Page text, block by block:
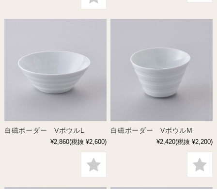
白磁ボーダー VボウルL
¥2,860(税抜 ¥2,600)
白磁ボーダー VボウルM
¥2,420(税抜 ¥2,200)